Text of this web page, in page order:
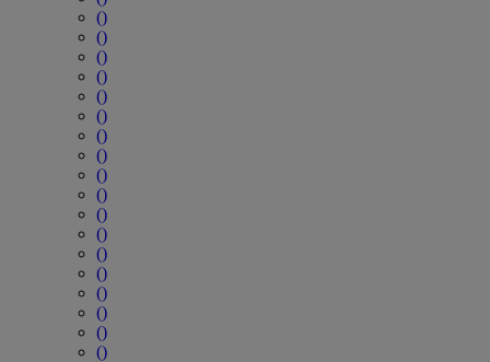
()
()
()
()
()
()
()
()
()
()
()
()
()
()
()
()
()
()